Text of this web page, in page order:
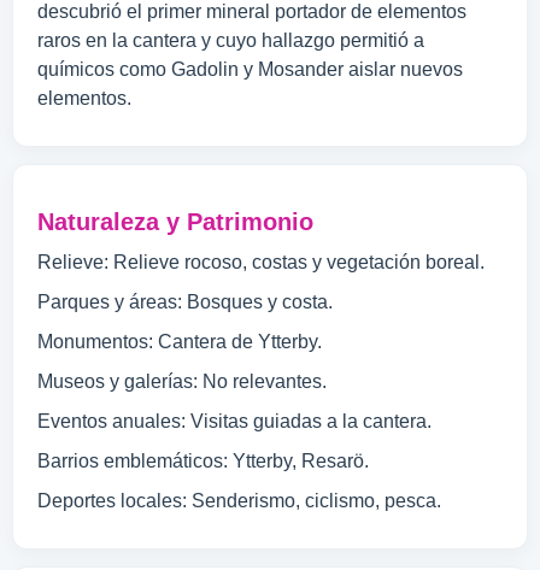
descubrió el primer mineral portador de elementos
raros en la cantera y cuyo hallazgo permitió a
químicos como Gadolin y Mosander aislar nuevos
elementos.
Naturaleza y Patrimonio
Relieve: Relieve rocoso, costas y vegetación boreal.
Parques y áreas: Bosques y costa.
Monumentos: Cantera de Ytterby.
Museos y galerías: No relevantes.
Eventos anuales: Visitas guiadas a la cantera.
Barrios emblemáticos: Ytterby, Resarö.
Deportes locales: Senderismo, ciclismo, pesca.